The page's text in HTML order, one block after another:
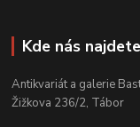
Kde nás najdete
Antikvariát a galerie
Žižkova 236/2, Tábor